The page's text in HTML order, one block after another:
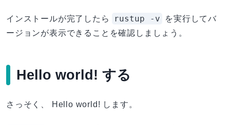
インストールが完了したら rustup -v
を実行してバ
ージョンが表示できることを確認しましょう。
Hello world! する
さっそく、 Hello world! します。